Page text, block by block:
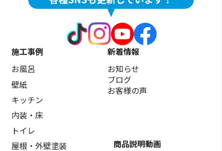
施工事例
お風呂
壁紙
キッチン
内装・床
トイレ
屋根・外壁塗装
新着情報
お知らせ
ブログ
お客様の声
商品説明動画